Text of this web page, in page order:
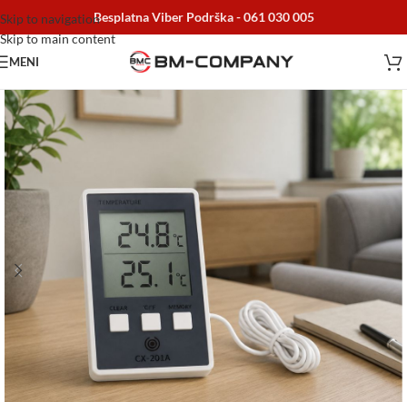
Skip to navigation
Skip to main content
Besplatna Viber Podrška -061 030 005
MENI